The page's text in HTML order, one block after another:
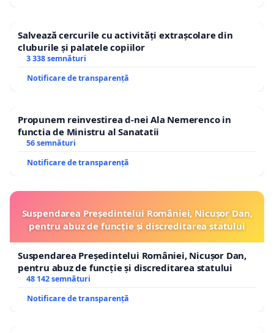
Salvează cercurile cu activități extrașcolare din
cluburile și palatele copiilor
3 338 semnături
Notificare de transparență
Propunem reinvestirea d-nei Ala Nemerenco in
functia de Ministru al Sanatatii
56 semnături
Notificare de transparență
Suspendarea Președintelui României, Nicușor Dan,
pentru abuz de funcție și discreditarea statului
Suspendarea Președintelui României, Nicușor Dan,
pentru abuz de funcție și discreditarea statului
48 142 semnături
Notificare de transparență